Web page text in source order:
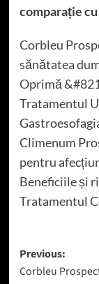
comparație
Corbleu
sănătatea
Oprimă
Tratamentul
Climenum
pentru
Beneficiile și
Tratamentul
Post
Previous:
Corbleu